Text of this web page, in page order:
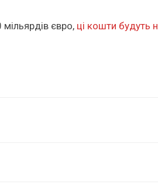
євро, ці кошти будуть